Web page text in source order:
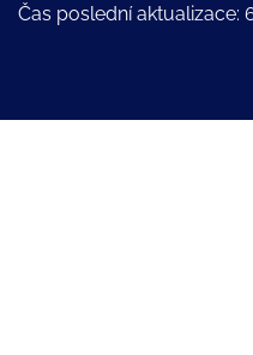
Čas poslední aktualizace: